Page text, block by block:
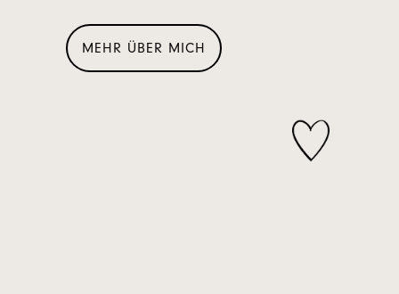
MEHR ÜBER MICH